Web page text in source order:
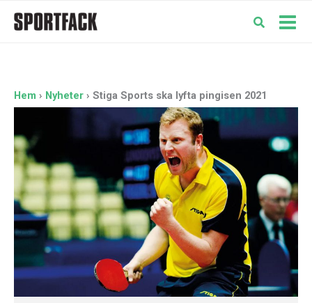
Hem Nyheter Stiga Sports ska lyfta pingisen 2021